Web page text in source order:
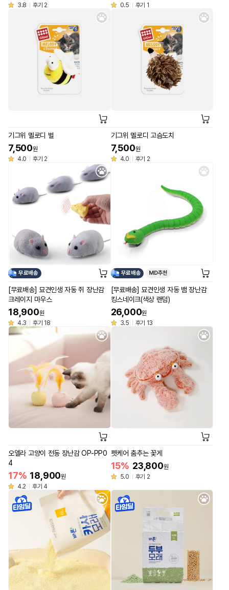
3.8
후기 2
0.5
후기 1
기그위 멜로디 벌
7,500원
4.0
후기 2
기그위 멜로디 고슴도치
7,500원
4.0
후기 2
무료배송
[무료배송] 묘견인생 자동 쥐 장난감
크레이지 마우스
18,900원
4.3
후기 18
무료배송 MD추천
[무료배송] 묘견인생 자동 뱀 장난감
킹스네이크(색상 랜덤)
26,000원
3.5
후기 13
오엘라 고양이 전동 장난감 OP-PP0
4
17% 18,900원
4.2
후기 4
펫케어 춤추는 꽃게
15% 23,800원
5.0
후기 2